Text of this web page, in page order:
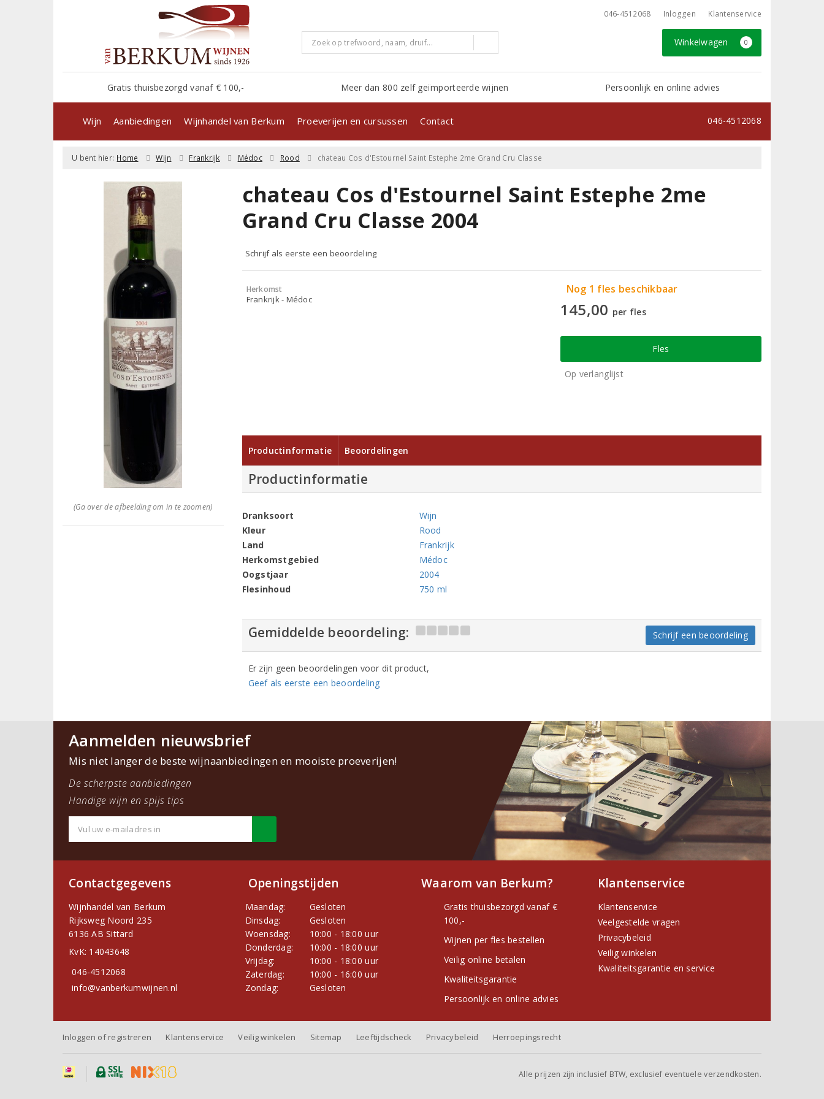
046-4512068 Inloggen Klantenservice
Winkelwagen 0
Gratis thuisbezorgd vanaf € 100,- Meer dan 800 zelf geïmporteerde wijnen Persoonlijk en online advies
Wijn Aanbiedingen Wijnhandel van Berkum Proeverijen en cursussen Contact 046-4512068
U bent hier: Home Wijn Frankrijk Médoc Rood chateau Cos d'Estournel Saint Estephe 2me Grand Cru Classe
(Ga over de afbeelding om in te zoomen)
chateau Cos d'Estournel Saint Estephe 2me
Grand Cru Classe 2004
Schrijf als eerste een beoordeling
Herkomst
Frankrijk - Médoc
Nog 1 fles beschikbaar
145,00 per fles
Fles
Op verlanglijst
Productinformatie Beoordelingen
Productinformatie
Dranksoort
Wijn
Kleur
Rood
Land
Frankrijk
Herkomstgebied
Médoc
Oogstjaar
2004
Flesinhoud
750 ml
Gemiddelde beoordeling: Schrijf een beoordeling
Er zijn geen beoordelingen voor dit product,
Geef als eerste een beoordeling
Aanmelden nieuwsbrief
Mis niet langer de beste wijnaanbiedingen en mooiste proeverijen!
De scherpste aanbiedingen
Handige wijn en spijs tips
Contactgegevens
Wijnhandel van Berkum
Rijksweg Noord 235
6136 AB Sittard
KvK: 14043648
046-4512068
info@vanberkumwijnen.nl
Openingstijden
Maandag:
Gesloten
Dinsdag:
Gesloten
Woensdag:
10:00 - 18:00 uur
Donderdag:
10:00 - 18:00 uur
Vrijdag:
10:00 - 18:00 uur
Zaterdag:
10:00 - 16:00 uur
Zondag:
Gesloten
Waarom van Berkum?
Gratis thuisbezorgd vanaf €
100,-
Wijnen per fles bestellen
Veilig online betalen
Kwaliteitsgarantie
Persoonlijk en online advies
Klantenservice
Klantenservice
Veelgestelde vragen
Privacybeleid
Veilig winkelen
Kwaliteitsgarantie en service
Inloggen of registreren Klantenservice Veilig winkelen Sitemap Leeftijdscheck Privacybeleid Herroepingsrecht
Alle prijzen zijn inclusief BTW, exclusief eventuele verzendkosten.